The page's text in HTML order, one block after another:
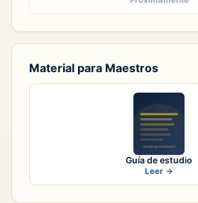
Material para Maestros
Guía de estudio
Leer →